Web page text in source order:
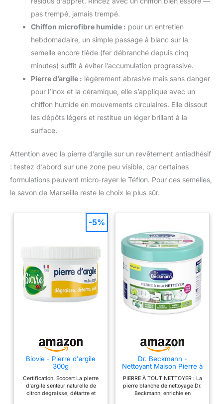
pas trempé, jamais trempé.
Chiffon microfibre humide : pour un entretien
hebdomadaire, un simple passage à blanc sur la
semelle encore tiède (fer débranché depuis cinq
minutes) suffit à éviter l’accumulation progressive.
Pierre d’argile : légèrement abrasive mais sans danger
pour l’inox et la céramique, elle s’applique avec un
chiffon humide en mouvements circulaires. Elle dissout
les dépôts légers et restitue un léger brillant à la
surface.
Attention avec la pierre d’argile sur un revêtement antiadhésif
: testez d’abord sur une zone peu visible, car certaines
formulations peuvent micro-rayer le Téflon. Pour ces semelles,
le savon de Marseille reste le choix le plus sûr.
Biovie - Pierre d'argile
300g
Certification: Ecocert La pierre
d'argile senteur naturelle de
citron dégraisse, détartre et
-5%
Dr. Beckmann -
Nettoyant Maison Pierre à
tout nettoyer -
Bicarbonate - 550g
PIERRE À TOUT NETTOYER : La
pierre blanche de nettoyage Dr.
Beckmann, enrichie en